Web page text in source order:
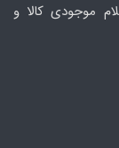
موجودی کالا و